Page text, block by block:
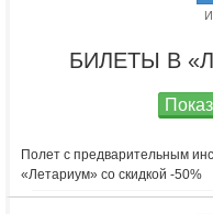
БИЛЕТЫ В
Полет с предварительным
«Летариум» со скидкой -50%